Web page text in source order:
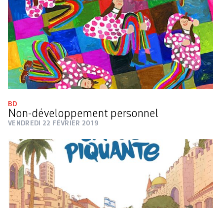
BD
Non-développement personnel
VENDREDI 22 FÉVRIER 2019